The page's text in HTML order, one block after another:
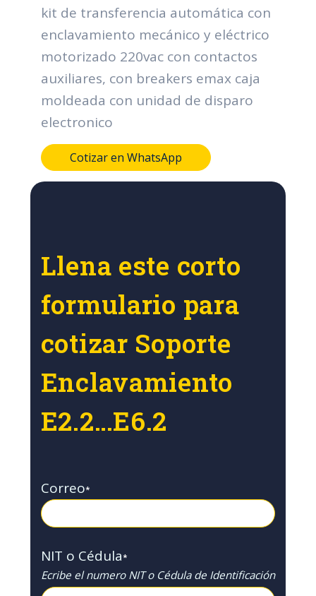
kit de transferencia automática con
enclavamiento mecánico y eléctrico
motorizado 220vac con contactos
auxiliares, con breakers emax caja
moldeada con unidad de disparo
electronico
Cotizar en WhatsApp
Llena este corto
formulario para
cotizar Soporte
Enclavamiento
E2.2…E6.2
Correo*
NIT o Cédula*
Ecribe el numero NIT o Cédula de Identificación